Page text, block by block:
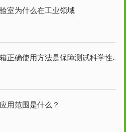
室为什么在工业领域
用方法是保障测试科学性与重现性的关键
用范围是什么？